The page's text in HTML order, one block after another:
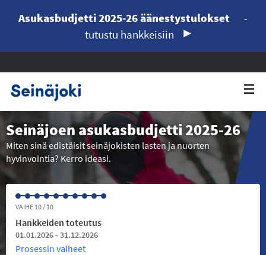
Asukasbudjetti 2025-26 äänestystulokset
-
tutustu hankkeisiin
Seinäjoen asukasbudjetti 2025-26
Miten sinä edistäisit seinäjokisten lasten ja nuorten
hyvinvointia? Kerro ideasi.
VAIHE 10 / 10
Hankkeiden toteutus
01.01.2026 - 31.12.2026
Prosessin vaiheet